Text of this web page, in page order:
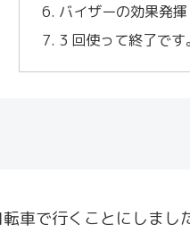
バイザーの効果発揮
3 回使って終了です
車で行くことにしました